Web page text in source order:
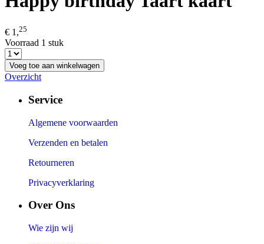
€ 1,25
Voorraad 1 stuk
Voeg toe aan winkelwagen
Overzicht
Service
Algemene voorwaarden
Verzenden en betalen
Retourneren
Privacyverklaring
Over Ons
Wie zijn wij